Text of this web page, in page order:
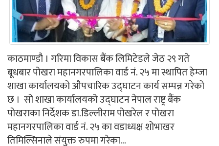
काठमाण्डौ । गरिमा विकास बैंक लिमिटेडले जेठ २९ गते
बूधबार पोखरा महानगरपालिका वार्ड नं. २५ मा स्थापित हेम्जा
शाखा कार्यालयको औपचारिक उद्घाटन कार्य सम्पन्न गरेको
छ । सो शाखा कार्यालयको उद्घाटन नेपाल राष्ट्र बैंक
पोखराका निर्देशक डा.डिल्लीराम पोखरेल र पोखरा
महानगरपालिका वार्ड नं. २५ का वडाध्यक्ष शोभाखर
तिमिल्सिनाले संयुक्त रुपमा गरेका...